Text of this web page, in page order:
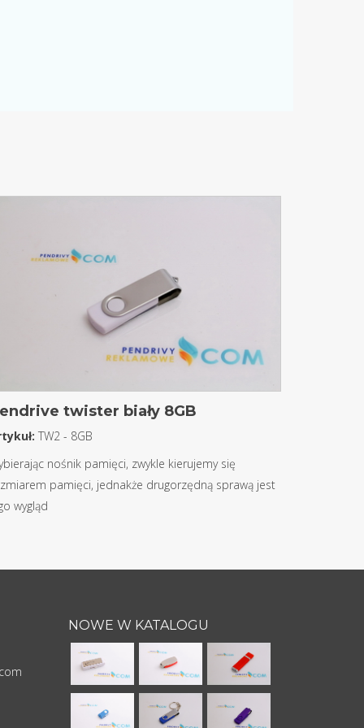
twister biały 8GB
TW2 - 8GB
nośnik pamięci, zwykle kierujemy się
pamięci, jednakże drugorzędną sprawą jest
wygląd
NOWE W KATALOGU